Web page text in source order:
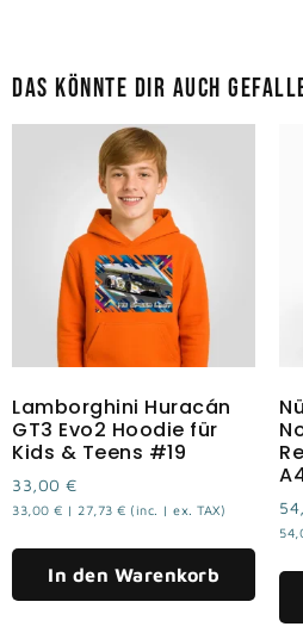
Das könnte dir auch
Lamborghini Huracán
GT3 Evo2 Hoodie für
Kids & Teens #19
33,00 €
33,00 € | 27,73 € (inc. | ex. TAX)
In den Warenkorb